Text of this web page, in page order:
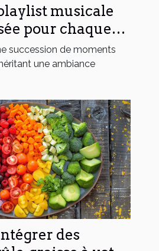
musicale
pour chaque
mariage
succession de moments
une ambiance
des